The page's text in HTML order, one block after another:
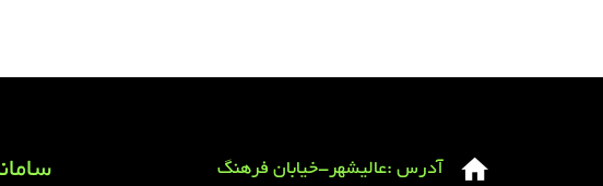
آدرس :عالیشهر-خیابان فرهنگ
سامانه 137 آنلاین